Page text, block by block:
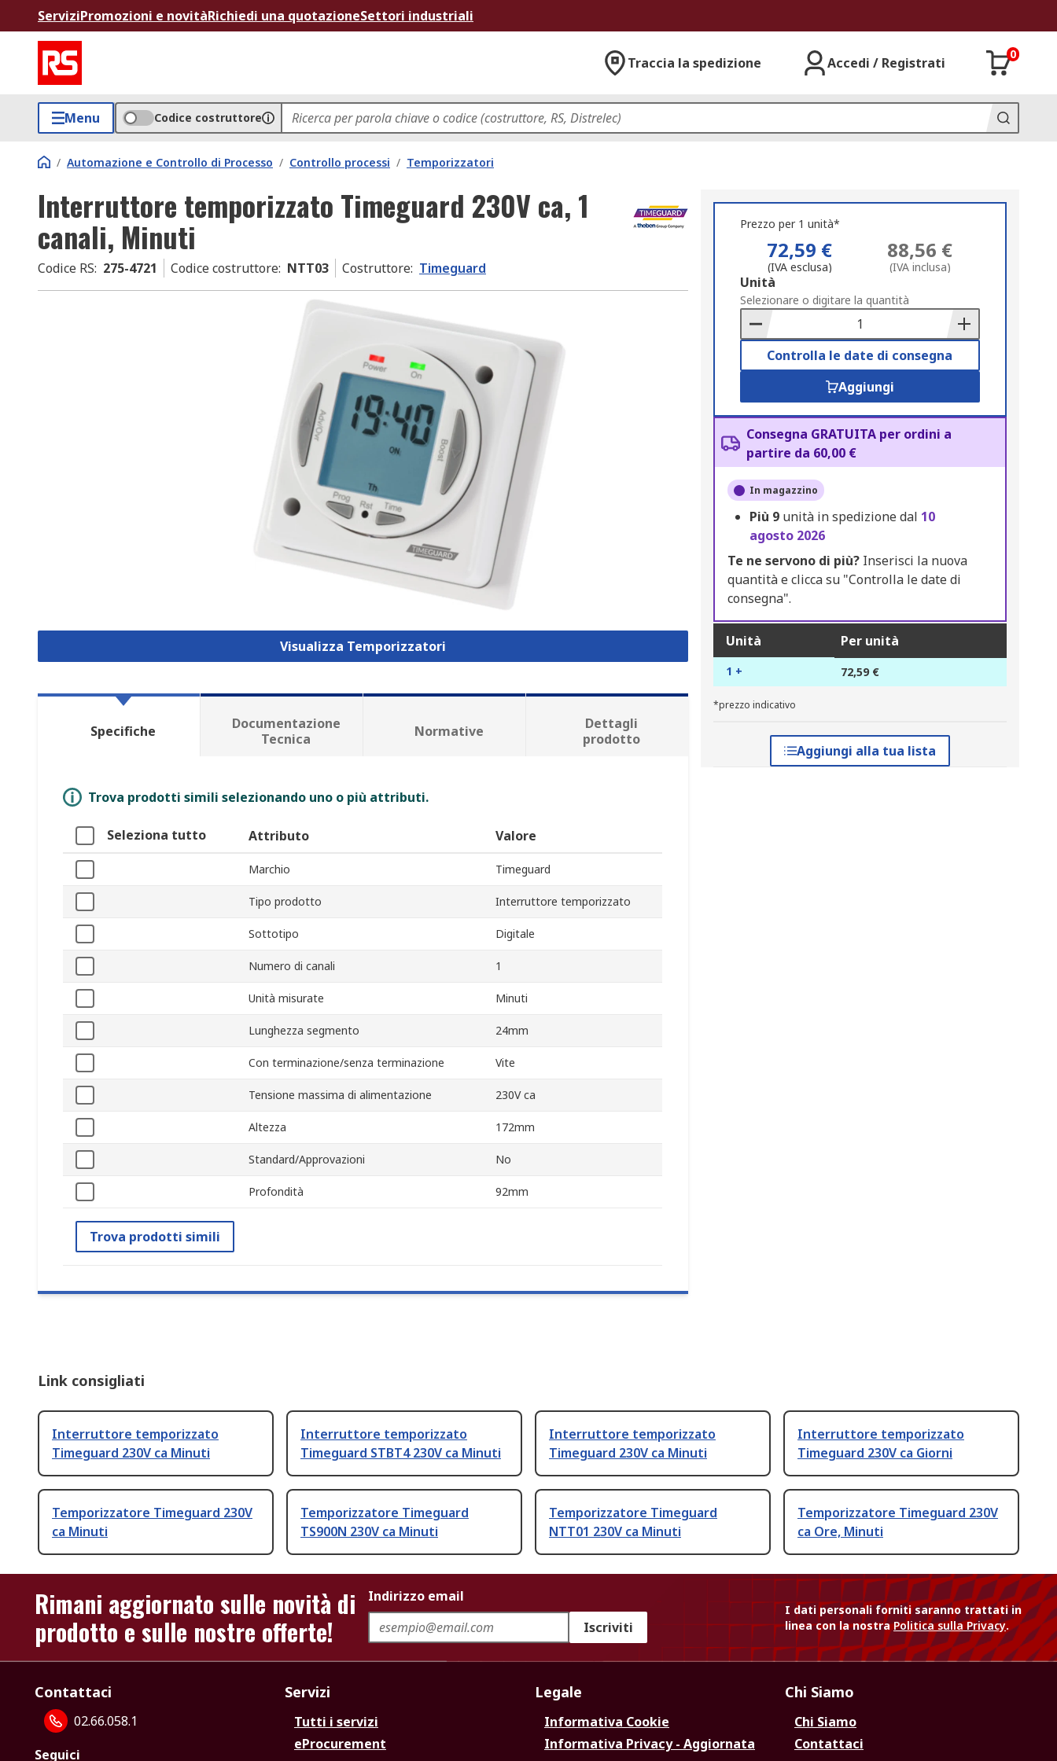
ServiziPromozioni e novitàRichiedi una quotazioneSettori industriali
Traccia la spedizione Accedi / Registrati
0
Menu Codice costruttore
/ Automazione e Controllo di Processo / Controllo processi / Temporizzatori
Interruttore temporizzato Timeguard 230V ca, 1
canali, Minuti
Codice RS: 275-4721 Codice costruttore: NTT03 Costruttore: Timeguard
Visualizza Temporizzatori
Prezzo per 1 unità*
72,59 €
(IVA esclusa)
88,56 €
(IVA inclusa)
Add
to
Basket
Unità
Selezionare o digitare la quantità
Controlla le date di consegna
Aggiungi
Consegna GRATUITA per ordini a
partire da 60,00 €
In magazzino
Più 9 unità in spedizione dal 10
agosto 2026
Te ne servono di più?Inserisci la nuova
quantità e clicca su "Controlla le date di
consegna".
Unità Per unità
1 + 72,59 €
*prezzo indicativo
Aggiungi alla tua lista
Specifiche
Documentazione
Tecnica
Normative
Dettagli
prodotto
Trova prodotti simili selezionando uno o più attributi.
Seleziona tutto Attributo Valore
Marchio Timeguard
Tipo prodotto Interruttore temporizzato
Sottotipo Digitale
Numero di canali 1
Unità misurate Minuti
Lunghezza segmento 24mm
Con terminazione/senza terminazione Vite
Tensione massima di alimentazione 230V ca
Altezza 172mm
Standard/Approvazioni No
Profondità 92mm
Trova prodotti simili
Link consigliati
Interruttore temporizzato
Timeguard 230V ca Minuti
Interruttore temporizzato
Timeguard STBT4 230V ca Minuti
Interruttore temporizzato
Timeguard 230V ca Minuti
Interruttore temporizzato
Timeguard 230V ca Giorni
Temporizzatore Timeguard 230V
ca Minuti
Temporizzatore Timeguard
TS900N 230V ca Minuti
Temporizzatore Timeguard
NTT01 230V ca Minuti
Temporizzatore Timeguard 230V
ca Ore, Minuti
Rimani aggiornato sulle novità di
prodotto e sulle nostre offerte!
Indirizzo email
Iscriviti
I dati personali forniti saranno trattati in
linea con la nostraPolitica sulla Privacy.
Contattaci
02.66.058.1
Seguici
Servizi
Tutti i servizi
eProcurement
Legale
Informativa Cookie
Informativa Privacy - Aggiornata
Chi Siamo
Chi Siamo
Contattaci